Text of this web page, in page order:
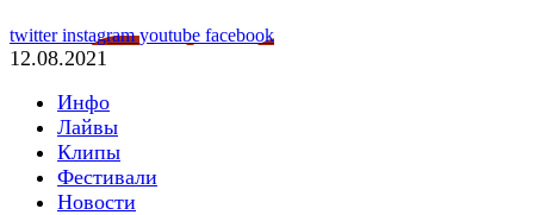
twitterinstagramyoutube facebook
12.08.2021
Инфо
Лайвы
Клипы
Фестивали
Новости